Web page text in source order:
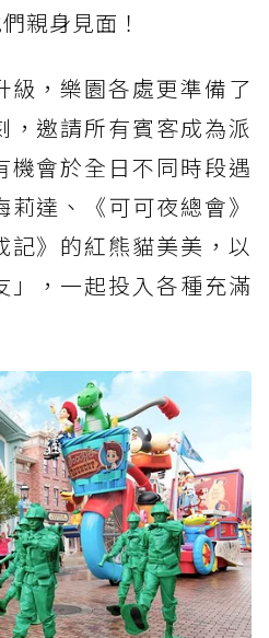
親身見面！
級，樂園各處更準備了
，邀請所有賓客成為派
機會於全日不同時段遇
達、《可可夜總會》
記》的紅熊貓美美，以
」，一起投入各種充滿